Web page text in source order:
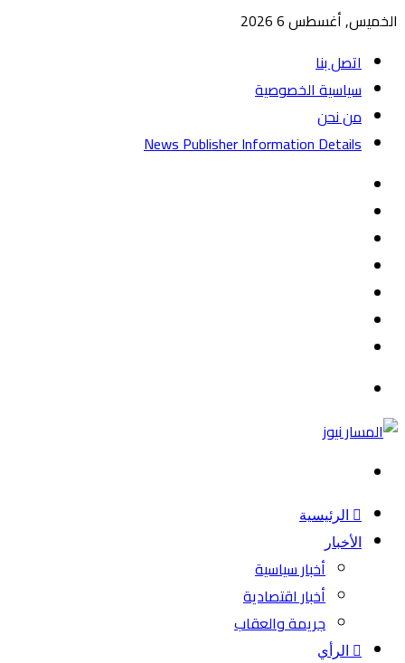
الخميس, أغسطس 6 2026
اتصل بنا
سياسية الخصوصية
من نحن
News Publisher Information Details
الرئيسية
الأخبار
أخبار سياسية
أخبار اقتصادية
جريمة والعقاب
الرأي